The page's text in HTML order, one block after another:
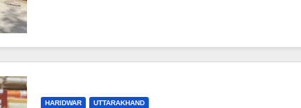
HARIDWAR UTTARAKHAND